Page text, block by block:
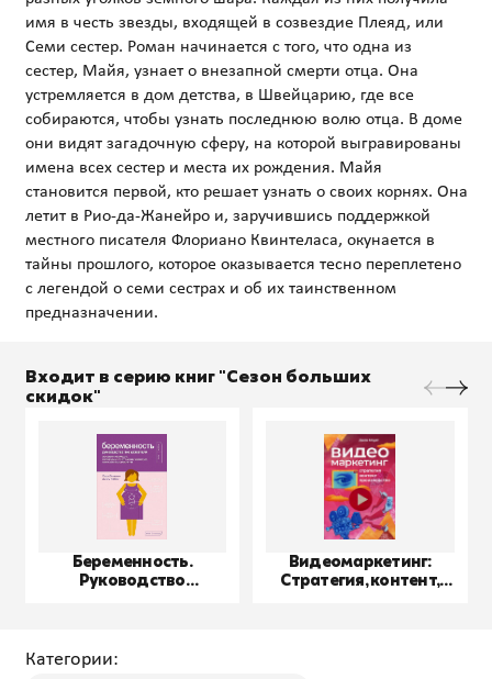
имя в честь звезды, входящей в созвездие Плеяд, или
Семи сестер. Роман начинается с того, что одна из
сестер, Майя, узнает о внезапной смерти отца. Она
устремляется в дом детства, в Швейцарию, где все
собираются, чтобы узнать последнюю волю отца. В доме
они видят загадочную сферу, на которой выгравированы
имена всех сестер и места их рождения. Майя
становится первой, кто решает узнать о своих корнях. Она
летит в Рио-да-Жанейро и, заручившись поддержкой
местного писателя Флориано Квинтеласа, окунается в
тайны прошлого, которое оказывается тесно переплетено
с легендой о семи сестрах и об их таинственном
Входит в серию книг "Сезон больших
скидок"
Беременность.
Руководство
Видеомаркетинг:
Стратегия, контент,
Категории: